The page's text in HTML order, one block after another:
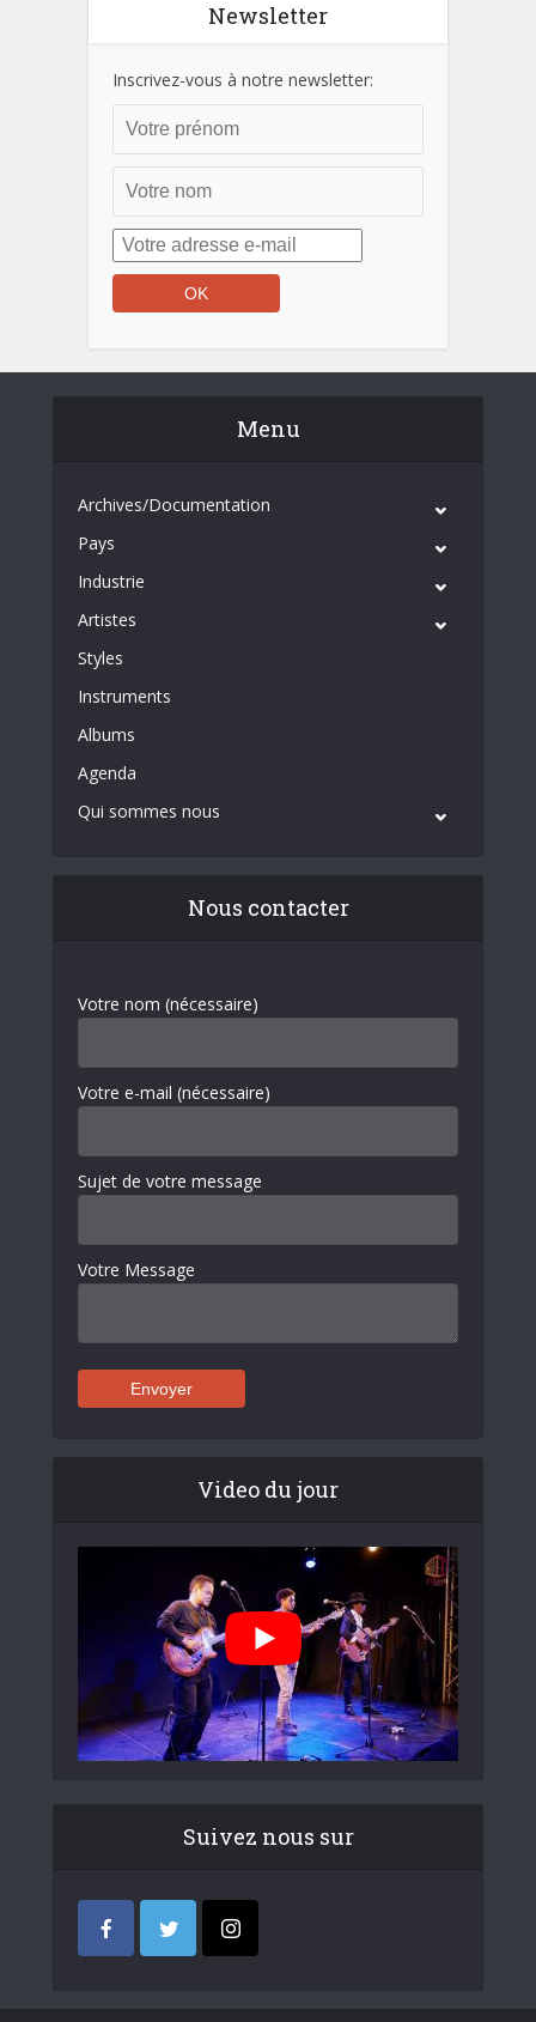
Newsletter
Inscrivez-vous à notre newsletter:
Menu
Archives/Documentation
Pays
Industrie
Artistes
Styles
Instruments
Albums
Agenda
Qui sommes nous
Nous contacter
Votre nom (nécessaire)
Votre e-mail (nécessaire)
Sujet de votre message
Votre Message
Video du jour
Suivez nous sur